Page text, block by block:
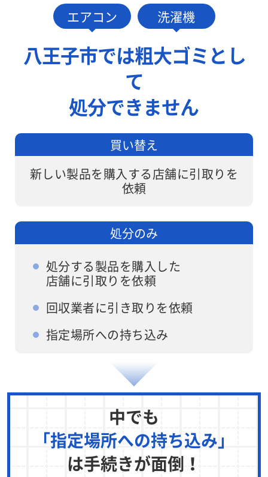
内は出張費0
円でお伺いし
ません。
依頼して処分
しますが、ワ
なら面倒な手
エアコン 洗濯機
八王子市では粗大ゴミとし
て
処分できません
買い替え
新しい製品を購入する店舗に引取りを
依頼
処分のみ
処分する製品を購入した
店舗に引取りを依頼
回収業者に引き取りを依頼
指定場所への持ち込み
中でも
「指定場所への持ち込み」
は手続きが面倒！